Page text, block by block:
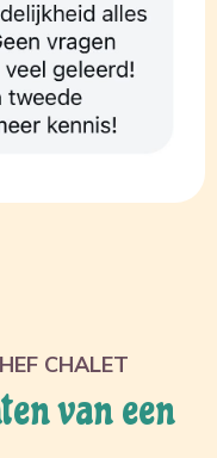
CHALET
van een